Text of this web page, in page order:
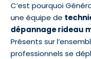
C’est pourquoi
une équipe de
dépannage rideau
Présents sur
professionnels se